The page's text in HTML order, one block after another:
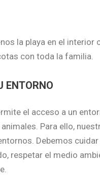
la playa en el
con toda la familia.
ENTORNO
el acceso a un
Para ello,
Debemos
respetar el medio